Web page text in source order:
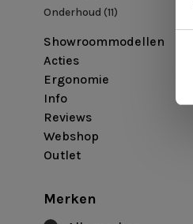
Onderhoud (11)
Showroommodellen
Acties
Ergonomie
Info
Reviews
Webshop
Outlet
Merken